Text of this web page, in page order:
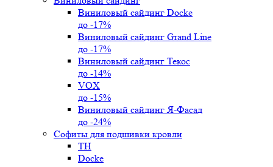
Виниловый сайдинг Docke
до -17%
Виниловый сайдинг Grand Line
до -17%
Виниловый сайдинг Текос
до -14%
VOX
до -15%
Виниловый сайдинг Я-Фасад
до -24%
Софиты для подшивки кровли
ТН
Docke